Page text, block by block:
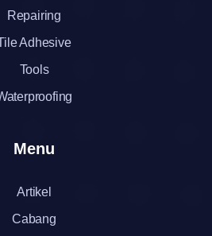
Repairing
Adhesive
Tools
Menu
Artikel
Cabang